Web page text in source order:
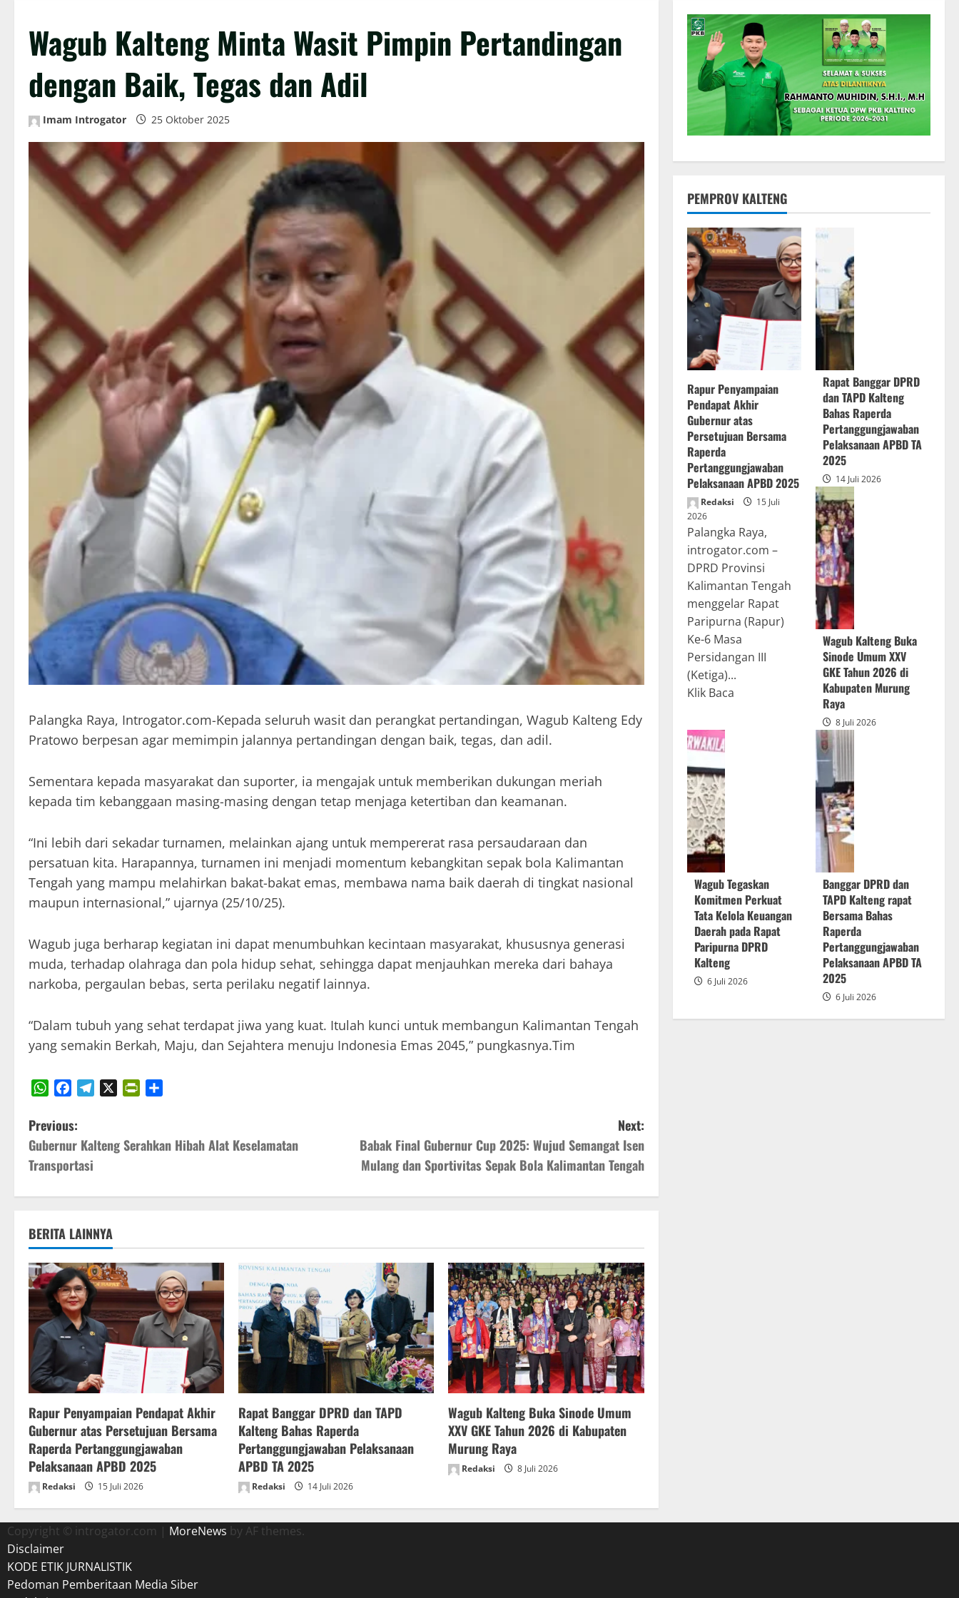
Wagub Kalteng Minta Wasit Pimpin Pertandingan
dengan Baik, Tegas dan Adil
Imam Introgator 25 Oktober 2025
Palangka Raya, Introgator.com-Kepada seluruh wasit dan perangkat pertandingan, Wagub Kalteng Edy
Pratowo berpesan agar memimpin jalannya pertandingan dengan baik, tegas, dan adil.
Sementara kepada masyarakat dan suporter, ia mengajak untuk memberikan dukungan meriah
kepada tim kebanggaan masing-masing dengan tetap menjaga ketertiban dan keamanan.
“Ini lebih dari sekadar turnamen, melainkan ajang untuk mempererat rasa persaudaraan dan
persatuan kita. Harapannya, turnamen ini menjadi momentum kebangkitan sepak bola Kalimantan
Tengah yang mampu melahirkan bakat-bakat emas, membawa nama baik daerah di tingkat nasional
maupun internasional,” ujarnya (25/10/25).
Wagub juga berharap kegiatan ini dapat menumbuhkan kecintaan masyarakat, khususnya generasi
muda, terhadap olahraga dan pola hidup sehat, sehingga dapat menjauhkan mereka dari bahaya
narkoba, pergaulan bebas, serta perilaku negatif lainnya.
“Dalam tubuh yang sehat terdapat jiwa yang kuat. Itulah kunci untuk membangun Kalimantan Tengah
yang semakin Berkah, Maju, dan Sejahtera menuju Indonesia Emas 2045,” pungkasnya.Tim
P
o
s
n
a
v
g
a
t
i
o
n
Previous:
Gubernur Kalteng Serahkan Hibah Alat Keselamatan
Transportasi
Next:
Babak Final Gubernur Cup 2025: Wujud Semangat Isen
Mulang dan Sportivitas Sepak Bola Kalimantan Tengah
BERITA LAINNYA
Rapur Penyampaian Pendapat Akhir
Gubernur atas Persetujuan Bersama
Raperda Pertanggungjawaban
Pelaksanaan APBD 2025
Redaksi 15 Juli 2026
Rapat Banggar DPRD dan TAPD
Kalteng Bahas Raperda
Pertanggungjawaban Pelaksanaan
APBD TA 2025
Redaksi 14 Juli 2026
Wagub Kalteng Buka Sinode Umum
XXV GKE Tahun 2026 di Kabupaten
Murung Raya
Redaksi 8 Juli 2026
PEMPROV KALTENG
Rapur Penyampaian
Pendapat Akhir
Gubernur atas
Persetujuan Bersama
Raperda
Pertanggungjawaban
Pelaksanaan APBD 2025
Redaksi
15 Juli
2026
Palangka Raya,
introgator.com –
DPRD Provinsi
Kalimantan Tengah
menggelar Rapat
Paripurna (Rapur)
Ke-6 Masa
Persidangan III
(Ketiga)...
Klik BacaRead
Raperda
Pertanggungjawaban
Pelaksanaan
APBD
Rapat Banggar DPRD
dan TAPD Kalteng
Bahas Raperda
Pertanggungjawaban
Pelaksanaan APBD TA
2025
14 Juli 2026
Wagub Kalteng Buka
Sinode Umum XXV
GKE Tahun 2026 di
Kabupaten Murung
Raya
8 Juli 2026
Wagub Tegaskan
Komitmen Perkuat
Tata Kelola Keuangan
Daerah pada Rapat
Paripurna DPRD
Kalteng
6 Juli 2026
Banggar DPRD dan
TAPD Kalteng rapat
Bersama Bahas
Raperda
Pertanggungjawaban
Pelaksanaan APBD TA
2025
6 Juli 2026
Copyright © introgator.com | MoreNews by AF themes.
Disclaimer
KODE ETIK JURNALISTIK
Pedoman Pemberitaan Media Siber